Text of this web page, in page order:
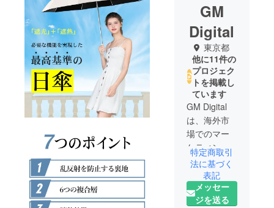
GM
Digital
東京都
他に11件の
プロジェク
トを掲載し
ています
GM Digital
は、海外市
場でのマー
ケティン
グ、販売
チャネル、
および広報
を一体化し
特定商取引
法に基づく
表記
メッセー
ジを送る